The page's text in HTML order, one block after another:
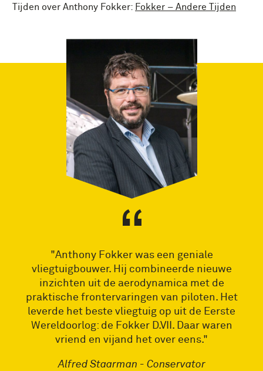
Tijden over Anthony Fokker: Fokker – Andere Tijden
"Anthony Fokker was een geniale
vliegtuigbouwer. Hij combineerde nieuwe
inzichten uit de aerodynamica met de
praktische frontervaringen van piloten. Het
leverde het beste vliegtuig op uit de Eerste
Wereldoorlog: de Fokker D.VII. Daar waren
vriend en vijand het over eens."
Alfred Staarman - Conservator